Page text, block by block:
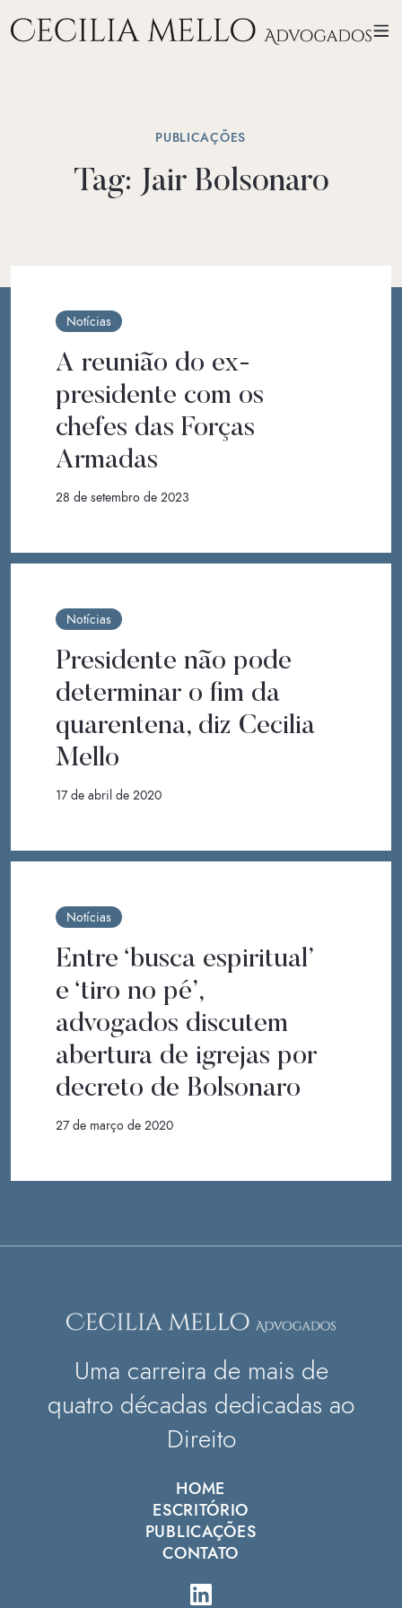
PUBLICAÇÕES
Tag: Jair Bolsonaro
Notícias
A reunião do ex-
presidente com os
chefes das Forças
Armadas
28 de setembro de 2023
Notícias
Presidente não pode
determinar o fim da
quarentena, diz Cecilia
Mello
17 de abril de 2020
Notícias
Entre ‘busca espiritual’
e ‘tiro no pé’,
advogados discutem
abertura de igrejas por
decreto de Bolsonaro
27 de março de 2020
Uma carreira de mais de
quatro décadas dedicadas ao
Direito
HOME
ESCRITÓRIO
PUBLICAÇÕES
CONTATO